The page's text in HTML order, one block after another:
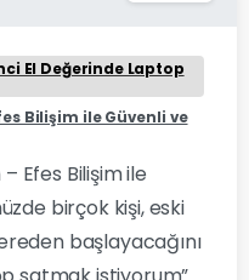
El Değerinde Laptop
Bilişim ile Güvenli ve
Efes Bilişim ile
birçok kişi, eski
başlayacağını